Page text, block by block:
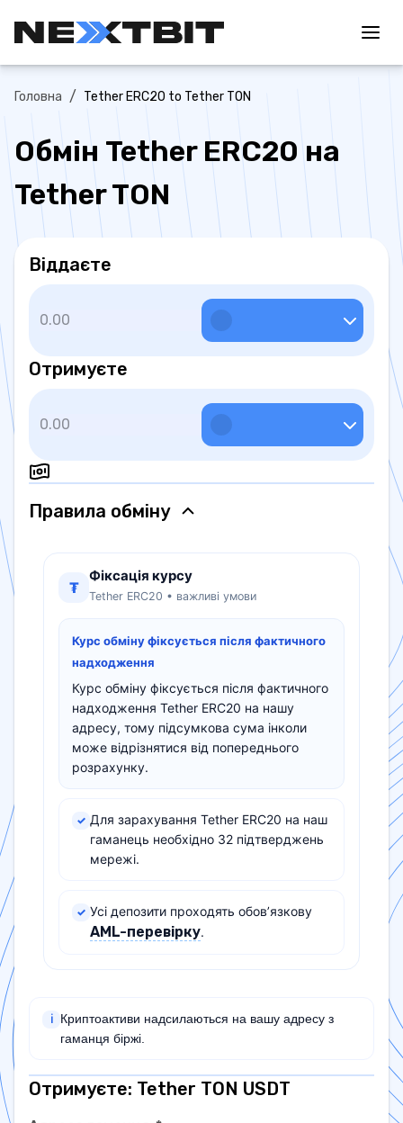
Головна / Tether ERC20 to Tether TON
Обмін Tether ERC20 на
Tether TON
Віддаєте
Отримуєте
Правила обмiну
₮
Фіксація курсу
Tether ERC20 • важливі умови
Курс обміну фіксується після фактичного
надходження
Курс обміну фіксується після фактичного
надходження Tether ERC20 на нашу
адресу, тому підсумкова сума інколи
може відрізнятися від попереднього
розрахунку.
✓ Для зарахування Tether ERC20 на наш
гаманець необхідно 32 підтверджень
мережі.
✓ Усі депозити проходять обов’язкову
AML-перевірку.
ℹ
Криптоактиви надсилаються на вашу адресу з
гаманця біржі.
Отримуєте: Tether TON USDT